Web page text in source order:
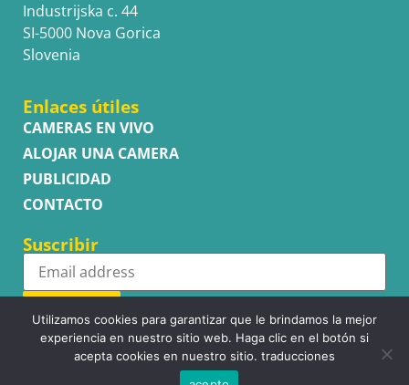
Industrijska c. 44
SI-5000 Nova Gorica
Slovenia
Enlaces útiles
CAMERAS EN VIVO
ALOJAR UNA CAMERA
PUBLICIDAD
CONTACTO
Suscribir
Subscribe
Utilizamos cookies para garantizar que le brindamos la mejor
experiencia en nuestro sitio web. Haga clic en el botón si
acepta cookies en nuestro sitio. traducciones